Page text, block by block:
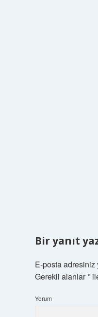
Bir yanıt
E-posta adresiniz
Gerekli alanlar*
Yorum